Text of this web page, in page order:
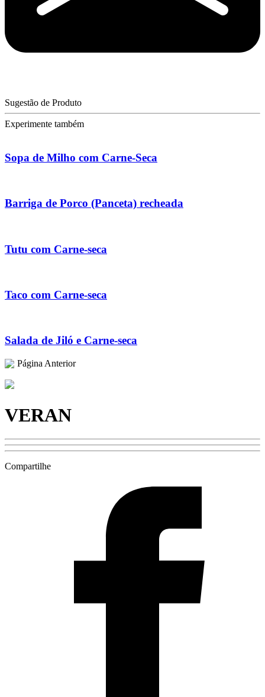
Sugestão de Produto
Experimente também
Sopa de Milho com Carne-Seca
Barriga de Porco (Panceta) recheada
Tutu com Carne-seca
Taco com Carne-seca
Salada de Jiló e Carne-seca
Página Anterior
VERAN
Compartilhe